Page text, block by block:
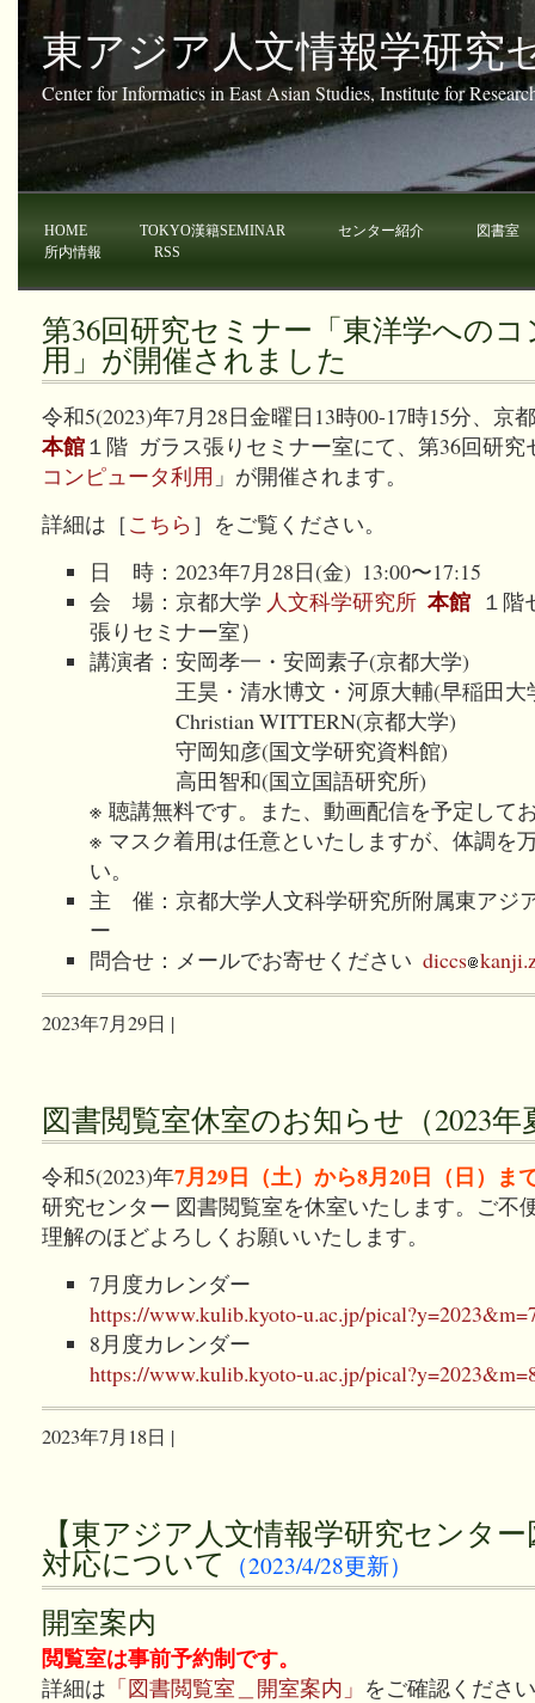
東アジア人文情報学研究
Center for Informatics in East Asian Studies, Institute for
HOME TOKYO漢籍SEMINAR センター紹介
図書室
所内情報
RSS
第36回研究セミナー「東洋学への
用」が開催されました
令和5(2023)年7月28日金曜日13時00-17時15分、京
本館１階 ガラス張りセミナー室にて、第36回研究
コンピュータ利用 」が開催されます。
詳細は［こちら ］をご覧ください。
日 時：2023年7月28日(金) 13:00〜17:15
会 場：京都大学 人文科学研究所 本館 １階
張りセミナー室）
講演者：安岡孝一・安岡素子(京都大学)
王昊・清水博文・河原大輔(早稲田大
Christian WITTERN(京都大学)
守岡知彦(国文学研究資料館)
高田智和(国立国語研究所)
※ 聴講無料です。また、動画配信を予定して
※ マスク着用は任意といたしますが、体調を
い。
主 催：京都大学人文科学研究所附属東アジ
ー
問合せ：メールでお寄せください diccs
2023年7月29日 |
図書閲覧室休室のお知らせ（2023年
令和5(2023)年7月29日（土）から8月20日（日）ま
研究センター 図書閲覧室を休室いたします。ご不
理解のほどよろしくお願いいたします。
7月度カレンダー
https://www.kulib.kyoto-u.ac.jp/
8月度カレンダー
https://www.kulib.kyoto-u.ac.jp/
2023年7月18日 |
【東アジア人文情報学研究センタ
対応について （2023/4/28更新）
開室案内
閲覧室は事前予約制です。
詳細は 「図書閲覧室＿開室案内」 をご確認くださ